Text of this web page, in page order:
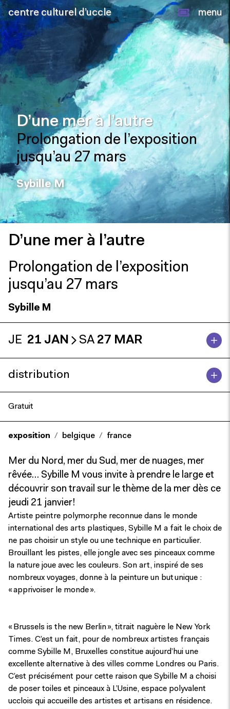
centre culturel d’uccle menu
D’une mer à l’autre
Prolongation de l’exposition
jusqu’au 27 mars
Sybille M
D’une mer à l’autre
Prolongation de l’exposition
jusqu’au 27 mars
Sybille M
JE 21 JAN SA 27 MAR
distribution
Gratuit
exposition belgique france
Mer du Nord, mer du Sud, mer de nuages, mer
rêvée… Sybille M vous invite à prendre le large et
découvrir son travail sur le thème de la mer dès ce
jeudi 21 janvier!
Artiste peintre polymorphe reconnue dans le monde
international des arts plastiques, Sybille M a fait le choix de
ne pas choisir un style ou une technique en particulier.
Brouillant les pistes, elle jongle avec ses pinceaux comme
la nature joue avec les couleurs. Son art, inspiré de ses
nombreux voyages, donne à la peinture un but unique :
« apprivoiser le monde ».
« Brussels is the new Berlin », titrait naguère le New York
Times. C’est un fait, pour de nombreux artistes français
comme Sybille M, Bruxelles constitue aujourd’hui une
excellente alternative à des villes comme Londres ou Paris.
C’est précisément pour cette raison que Sybille M a choisi
de poser toiles et pinceaux à L’Usine, espace polyvalent
ucclois qui accueille des artistes et artisans en résidence.